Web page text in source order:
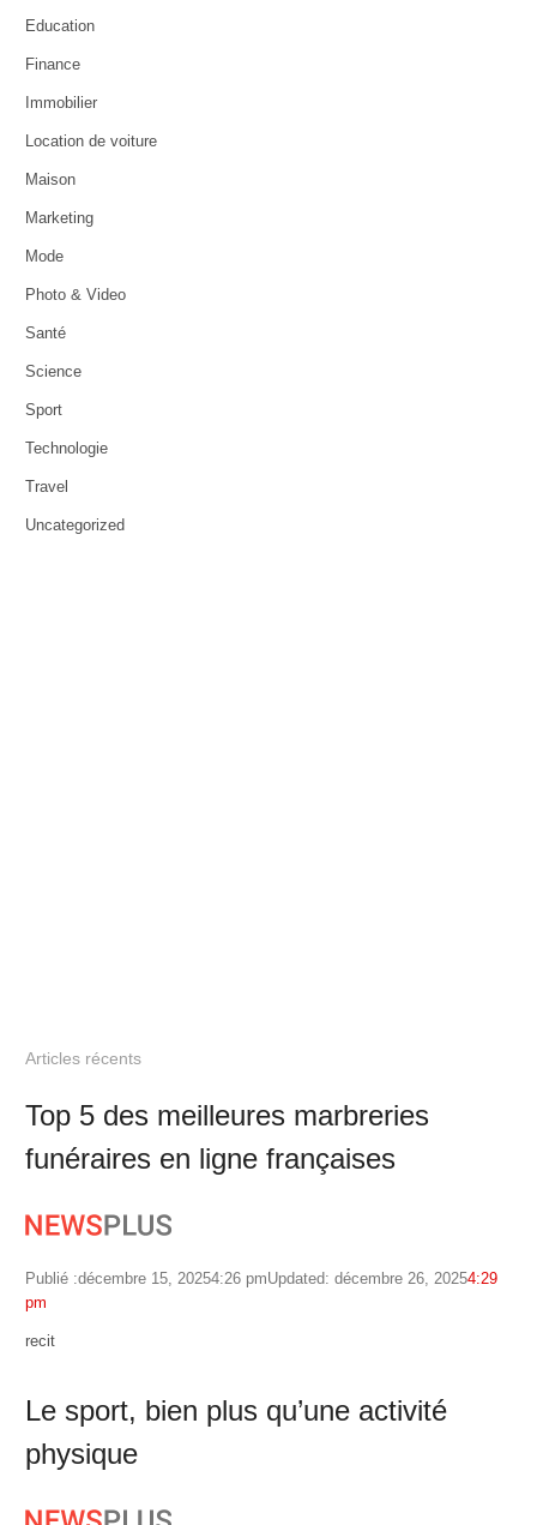
Education
Finance
Immobilier
Location de voiture
Maison
Marketing
Mode
Photo & Video
Santé
Science
Sport
Technologie
Travel
Uncategorized
Articles récents
Top 5 des meilleures marbreries
funéraires en ligne françaises
Publié :décembre 15, 20254:26 pmUpdated: décembre 26, 20254:29
pm
Author
recit
Le sport, bien plus qu’une activité
physique